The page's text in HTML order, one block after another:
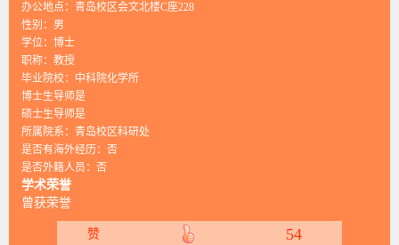
办公地点：青岛校区会文北楼C座228
性别：男
学位：博士
职称：教授
毕业院校：中科院化学所
博士生导师是
硕士生导师是
所属院系：青岛校区科研处
是否有海外经历：否
是否外籍人员：否
学术荣誉
曾获荣誉
赞 54